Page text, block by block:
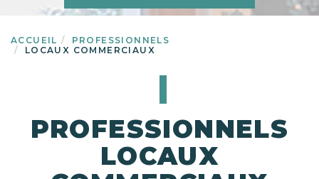
ACCUEIL
PROFESSIONNELS
LOCAUX COMMERCIAUX
PROFESSIONNELS
LOCAUX